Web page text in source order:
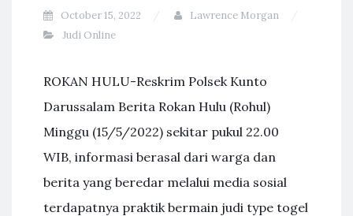
October 15, 2022
Lawrence Morgan
Judi Online
ROKAN HULU-Reskrim Polsek Kunto
Darussalam Berita Rokan Hulu (Rohul)
Minggu (15/5/2022) sekitar pukul 22.00
WIB, informasi berasal dari warga dan
berita yang beredar melalui media sosial
terdapatnya praktik bermain judi type togel